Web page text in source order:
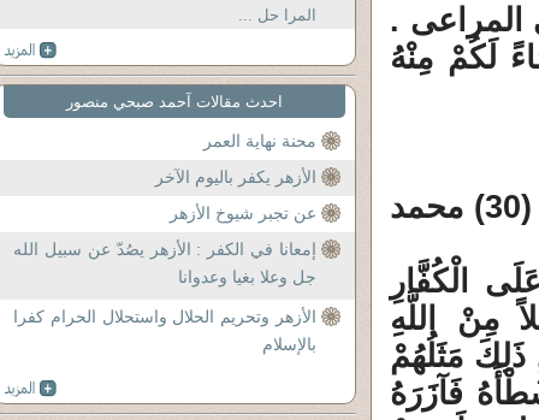
المراعى .
لَكُمْ مِنْهُ
1 ـ ( وَلَوْ نَشَاءُ لأَرَيْنَاكَهُمْ فَلَعَرَفْتَهُمْ بِسِيمَاهُمْ ) (30) محمد
الْكُفَّارِ
مِنْ اللَّهِ
مَثَلُهُمْ
فَآزَرَهُ
المرا حل ...
احدث مقالات آحمد صبحي منصور
محنة نهاية العمر
الأزهر يكفر باليوم الآخر
عن تجبر شيوخ الأزهر
إمعانا في الكفر : الأزهر يصُدّ عن سبيل الله
جل وعلا بغيا وعدوانا
الأزهر وتحريم الحلال واستحلال الحرام كفرا
بالإسلام